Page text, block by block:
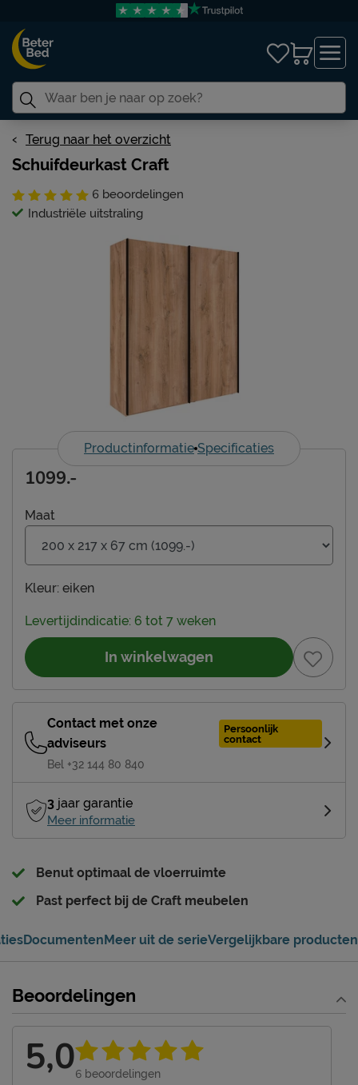
Terug naar het overzicht
Schuifdeurkast Craft
6 beoordelingen
Industriële uitstraling
Productinformatie Specificaties
Maat
Kleur: eiken
1099.-
Levertijdindicatie: 6 tot 7 weken
In winkelwagen
Contact met onze
adviseurs
Persoonlijk
contact
Bel +32 144 80 840
3 jaar garantie
Meer informatie
Benut optimaal de vloerruimte
Past perfect bij de Craft meubelen
DocumentenMeer uit de serieVergelijkbare producten
Beoordelingen
5,06 beoordelingen